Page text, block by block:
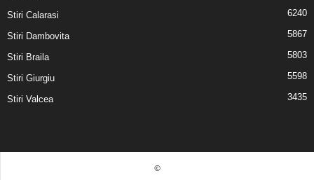
Stiri Calarasi 6240
Stiri Dambovita 5867
Stiri Braila 5803
Stiri Giurgiu 5598
Stiri Valcea 3435
©